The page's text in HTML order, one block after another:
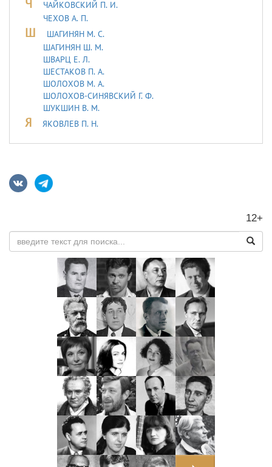
Ч
ЧАЙКОВСКИЙ П. И.
ЧЕХОВ А. П.
Ш
ШАГИНЯН М. С.
ШАГИНЯН Ш. М.
ШВАРЦ Е. Л.
ШЕСТАКОВ П. А.
ШОЛОХОВ М. А.
ШОЛОХОВ-СИНЯВСКИЙ Г. Ф.
ШУКШИН В. М.
Я ЯКОВЛЕВ П. Н.
12+